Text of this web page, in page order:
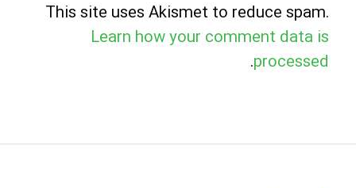
This site uses Akismet to reduce spam.
Learn how your comment data is
processed
.